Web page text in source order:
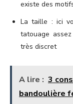
existe des
La taille : ici
tatouage
très discret
A lire : 3
bandoulière